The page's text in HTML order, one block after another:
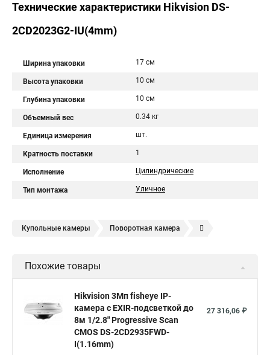
Технические характеристики Hikvision DS-
2CD2023G2-IU(4mm)
Ширина упаковки 17 см
Высота упаковки 10 см
Глубина упаковки 10 см
Объемный вес 0.34 кг
Единица измерения шт.
Кратность поставки 1
Исполнение Цилиндрические
Тип монтажа Уличное
Купольные камеры Поворотная камера
Камера видеонаблюдения hikvision
Hikvision купить Hikvision уличная ip камера
Hikvision poe
Похожие товары
Hikvision 3Мп fisheye IP-
камера c EXIR-подсветкой до
8м 1/2.8" Progressive Scan
CMOS DS-2CD2935FWD-
I(1.16mm)
27 316,06 ₽